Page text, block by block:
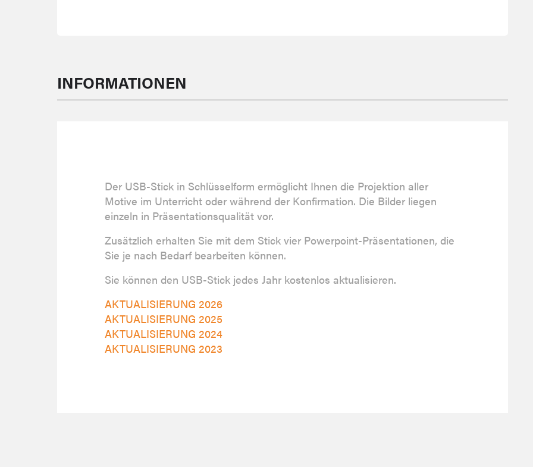
INFORMATIONEN
Der USB-Stick in Schlüsselform ermöglicht Ihnen die Projektion aller
Motive im Unterricht oder während der Konfirmation. Die Bilder liegen
einzeln in Präsentationsqualität vor.
Zusätzlich erhalten Sie mit dem Stick vier Powerpoint-Präsentationen, die
Sie je nach Bedarf bearbeiten können.
Sie können den USB-Stick jedes Jahr kostenlos aktualisieren.
AKTUALISIERUNG 2026
AKTUALISIERUNG 2025
AKTUALISIERUNG 2024
AKTUALISIERUNG 2023